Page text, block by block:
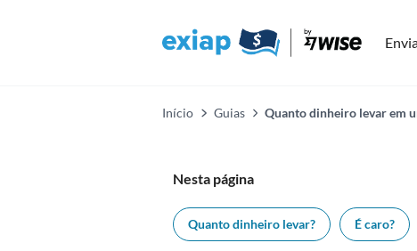
Início Guias Quanto dinheiro levar em
Nesta página
Quanto dinheiro levar? É caro?